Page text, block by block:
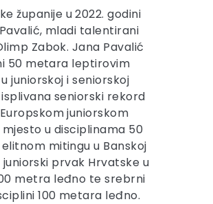
županije u 2022. godini
mladi talentirani
Zabok. Jana Pavalić
50 metara leptirovim
juniorskoj i seniorskoj
seniorski rekord
juniorskom
u disciplinama 50
mitingu u Banskoj
prvak Hrvatske u
metra leđno te srebrni
100 metara leđno.